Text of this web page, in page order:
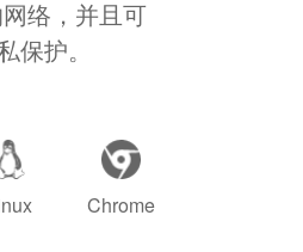
络，并且可
护。
Chrome